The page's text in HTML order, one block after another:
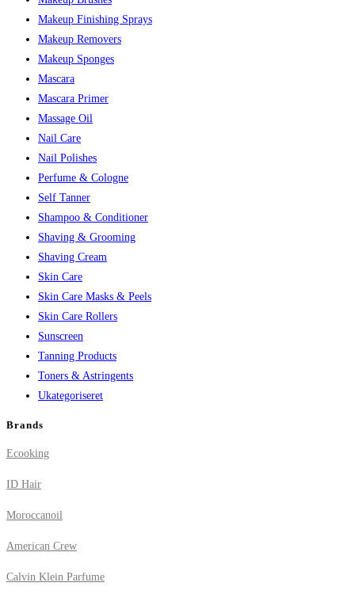
Makeup Finishing Sprays
Makeup Removers
Makeup Sponges
Mascara
Mascara Primer
Massage Oil
Nail Care
Nail Polishes
Perfume & Cologne
Self Tanner
Shampoo & Conditioner
Shaving & Grooming
Shaving Cream
Skin Care
Skin Care Masks & Peels
Skin Care Rollers
Sunscreen
Tanning Products
Toners & Astringents
Ukategoriseret
Brands
Ecooking
ID Hair
Moroccanoil
American Crew
Calvin Klein Parfume